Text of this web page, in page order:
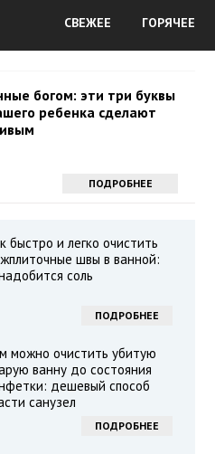
СВЕЖЕЕ ГОРЯЧЕЕ
богом: эти три буквы
ребенка сделают
ПОДРОБНЕЕ
быстро и легко очистить
швы в ванной:
соль
ПОДРОБНЕЕ
можно очистить убитую
ванну до состояния
дешевый способ
санузел
ПОДРОБНЕЕ